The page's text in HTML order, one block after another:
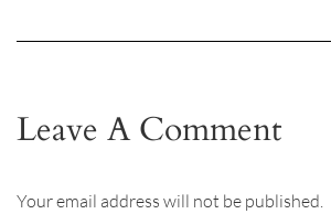
Leave A Comment
Your email address will not be published.